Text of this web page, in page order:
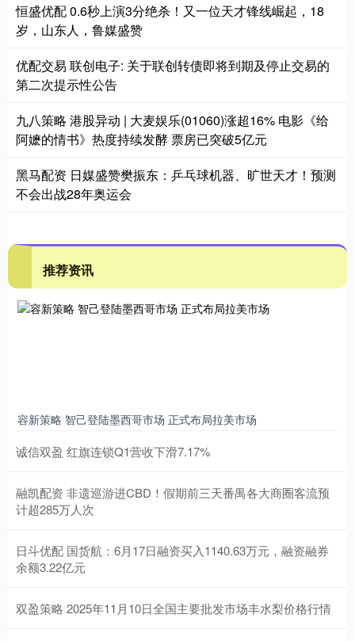
恒盛优配 0.6秒上演3分绝杀！又一位天才锋线崛起，18
岁，山东人，鲁媒盛赞
优配交易 联创电子: 关于联创转债即将到期及停止交易的
第二次提示性公告
九八策略 港股异动 | 大麦娱乐(01060)涨超16% 电影《给
阿嬷的情书》热度持续发酵 票房已突破5亿元
黑马配资 日媒盛赞樊振东：乒乓球机器、旷世天才！预测
不会出战28年奥运会
推荐资讯
容新策略 智己登陆墨西哥市场 正式布局拉美市场
诚信双盈 红旗连锁Q1营收下滑7.17%
融凯配资 非遗巡游进CBD！假期前三天番禺各大商圈客流预
计超285万人次
日斗优配 国货航：6月17日融资买入1140.63万元，融资融券
余额3.22亿元
双盈策略 2025年11月10日全国主要批发市场丰水梨价格行情